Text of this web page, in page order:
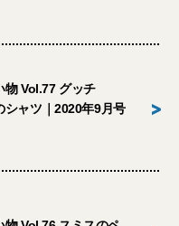
物 Vol.77 グッチ
シャツ｜2020年9月号
>